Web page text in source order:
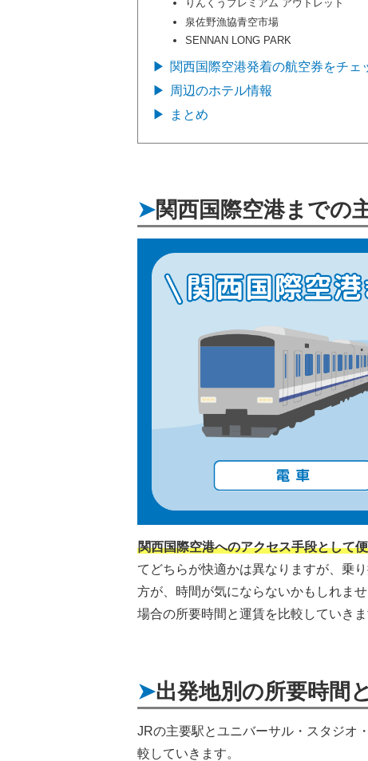
りんくうプレミアム アウトレット
泉佐野漁協青空市場
SENNAN LONG PARK
関西国際空港発着の航空券をチェ
周辺のホテル情報
まとめ
関西国際空港までの
関西国際空港へのアクセス手段として
てどちらが快適かは異なりますが、乗
方が、時間が気にならないかもしれま
場合の所要時間と運賃を比較していきま
出発地別の所要時間
JRの主要駅とユニバーサル・スタジオ
較していきます。